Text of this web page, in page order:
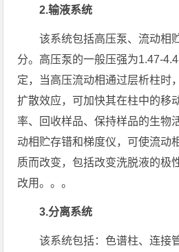
2.输液系统
该系统包括高压泵、流动相
分。高压泵的一般压强为1.47-
定，当高压流动相通过层析柱时
扩散效应，可加快其在柱中的移
率、回收样品、保持样品的生物
动相贮存错和梯度仪，可使流动
质而改变，包括改变洗脱液的极
改用。。。
3.分离系统
该系统包括：色谱柱、连接